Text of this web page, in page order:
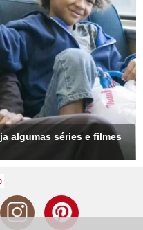
algumas séries e filmes